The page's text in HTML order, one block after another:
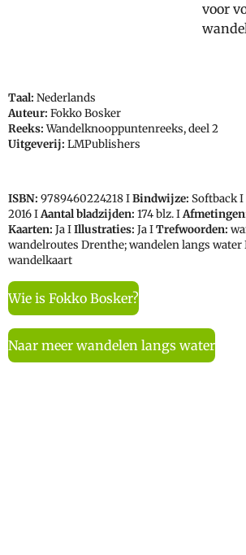
voor
Taal: Nederlands
Auteur: Fokko Bosker
Reeks:Wandelknooppuntenreeks, deel 2
Uitgeverij: LMPublishers
ISBN: 9789460224218IBindwijze: Softback I
2016 IAantal bladzijden: 174 blz. I
Kaarten: Ja IIllustraties: Ja ITrefwoorden:
wandelroutes Drenthe; wandelen langs water
wandelkaart
Wie is Fokko Bosker?
Naar meer wandelen langs water